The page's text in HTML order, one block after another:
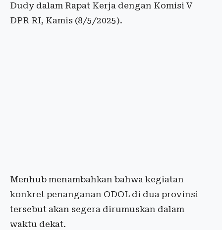
Dudy dalam Rapat Kerja dengan Komisi V
DPR RI, Kamis (8/5/2025).
Menhub menambahkan bahwa kegiatan
konkret penanganan ODOL di dua provinsi
tersebut akan segera dirumuskan dalam
waktu dekat.